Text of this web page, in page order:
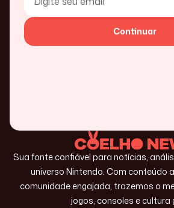
Continuar
Sua fonte confiável para notícias,
universo Nintendo. Com conteúdo
comunidade engajada, trazemos o
jogos, consoles e cultura